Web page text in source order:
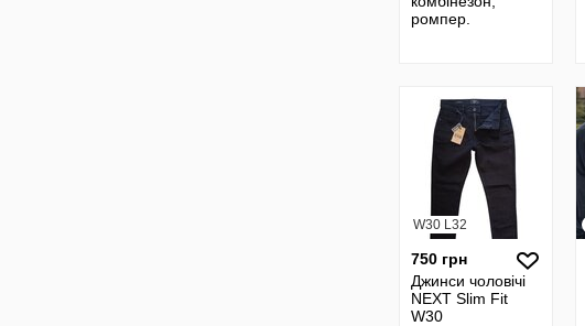
ромпер.
W30 L32
750 грн
Джинси чоловічі
NEXT Slim Fit
W30